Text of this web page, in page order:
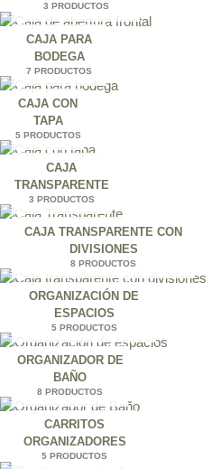
3 PRODUCTOS
CAJA PARA
BODEGA
7 PRODUCTOS
CAJA CON
TAPA
5 PRODUCTOS
CAJA
TRANSPARENTE
3 PRODUCTOS
CAJA TRANSPARENTE CON
DIVISIONES
8 PRODUCTOS
ORGANIZACIÓN DE
ESPACIOS
5 PRODUCTOS
ORGANIZADOR DE
BAÑO
8 PRODUCTOS
CARRITOS
ORGANIZADORES
5 PRODUCTOS